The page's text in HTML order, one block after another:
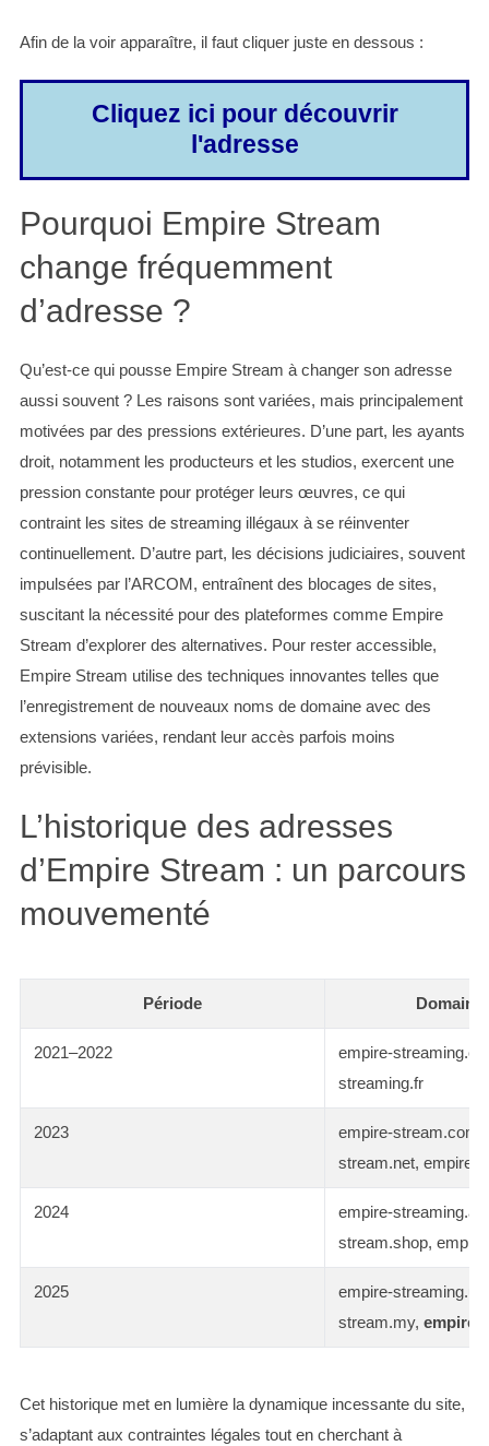
Afin de la voir apparaître, il faut cliquer juste en dessous :
Cliquez ici pour découvrir
l'adresse
Pourquoi Empire Stream
change fréquemment
d’adresse ?
Qu’est-ce qui pousse Empire Stream à changer son adresse
aussi souvent ? Les raisons sont variées, mais principalement
motivées par des pressions extérieures. D’une part, les ayants
droit, notamment les producteurs et les studios, exercent une
pression constante pour protéger leurs œuvres, ce qui
contraint les sites de streaming illégaux à se réinventer
continuellement. D’autre part, les décisions judiciaires, souvent
impulsées par l’ARCOM, entraînent des blocages de sites,
suscitant la nécessité pour des plateformes comme Empire
Stream d’explorer des alternatives. Pour rester accessible,
Empire Stream utilise des techniques innovantes telles que
l’enregistrement de nouveaux noms de domaine avec des
extensions variées, rendant leur accès parfois moins
prévisible.
L’historique des adresses
d’Empire Stream : un parcours
mouvementé
Période
2021–2022
empire-
streaming.fr
2023
empire-stream.com,
stream.net, empire-
2024
empire-
stream.shop,
2025
empire-
stream.my, empire-
Cet historique met en lumière la dynamique incessante du site,
s’adaptant aux contraintes légales tout en cherchant à